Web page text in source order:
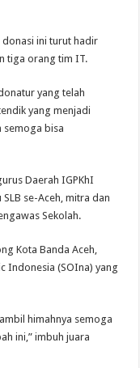
donasi ini turut hadir
tiga orang tim IT.
yang telah
yang menjadi
semoga bisa
Daerah IGPKhI
se-Aceh, mitra dan
Sekolah.
Kota Banda Aceh,
Indonesia (SOIna) yang
himahnya semoga
ini,” imbuh juara